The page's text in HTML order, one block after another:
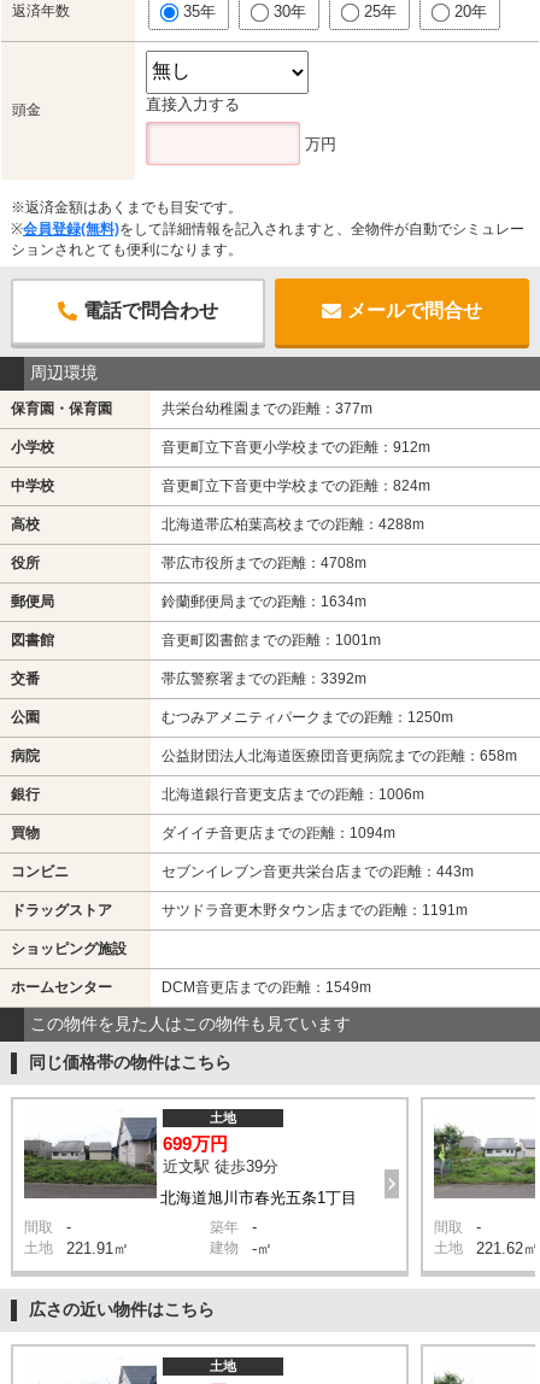
返済年数 35年 30年 25年 20年
頭金 直接入力する
万円
※返済金額はあくまでも目安です。
※会員登録(無料)をして詳細情報を記入されますと、全物件が自動でシミュレー
ションされとても便利になります。
電話で問合わせ メールで問合せ
周辺環境
保育園・保育園 共栄台幼稚園までの距離：377m
小学校 音更町立下音更小学校までの距離：912m
中学校 音更町立下音更中学校までの距離：824m
高校 北海道帯広柏葉高校までの距離：4288m
役所 帯広市役所までの距離：4708m
郵便局 鈴蘭郵便局までの距離：1634m
図書館 音更町図書館までの距離：1001m
交番 帯広警察署までの距離：3392m
公園 むつみアメニティパークまでの距離：1250m
病院 公益財団法人北海道医療団音更病院までの距離：658m
銀行 北海道銀行音更支店までの距離：1006m
買物 ダイイチ音更店までの距離：1094m
コンビニ セブンイレブン音更共栄台店までの距離：443m
ドラッグストア サツドラ音更木野タウン店までの距離：1191m
ショッピング施設
ホームセンター DCM音更店までの距離：1549m
この物件を見た人はこの物件も見ています
同じ価格帯の物件はこちら
北海道旭川市春光五条1丁目
土地
699万円
近文駅 徒歩39分
間取 - 築年 -
土地 221.91㎡ 建物 -㎡
間取 -
土地 221.62㎡
広さの近い物件はこちら
土地